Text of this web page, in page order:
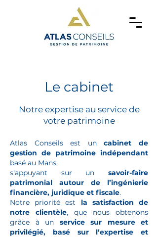
Le cabinet
Notre expertise au service de
votre patrimoine
Atlas Conseils est uncabinet de
gestion de patrimoine indépendant
basé au Mans,
s'appuyant sur un savoir-faire
patrimonial autour de l’ingénierie
financière, juridique et fiscale.
Notre priorité est la satisfaction de
notre clientèle, que nous obtenons
grâce à un service sur mesure et
privilégié, basé sur l’expertise et